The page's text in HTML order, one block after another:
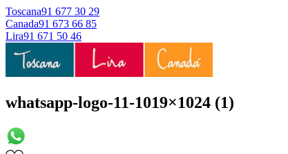
Toscana91 677 30 29
Canada91 673 66 85
Lira91 671 50 46
whatsapp-logo-11-1019×1024 (1)